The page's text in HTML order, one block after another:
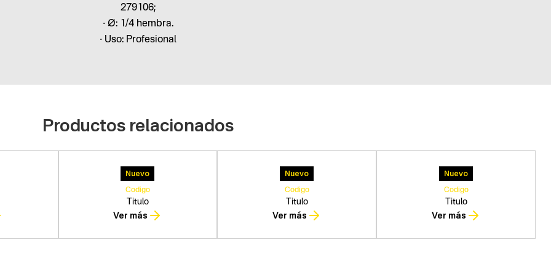
279106;
• Ø: 1/4 hembra.
• Uso: Profesional
Productos relacionados
Nuevo
Titulo
Codigo
Ver más
Nuevo
Titulo
Codigo
Ver más
Nuevo
Titulo
Codigo
Ver más